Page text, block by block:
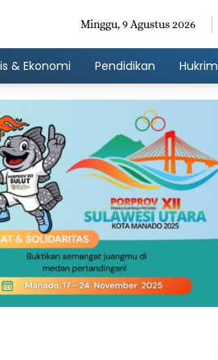
Minggu, 9 Agustus 2026
& Ekonomi Pendidikan Hukrim